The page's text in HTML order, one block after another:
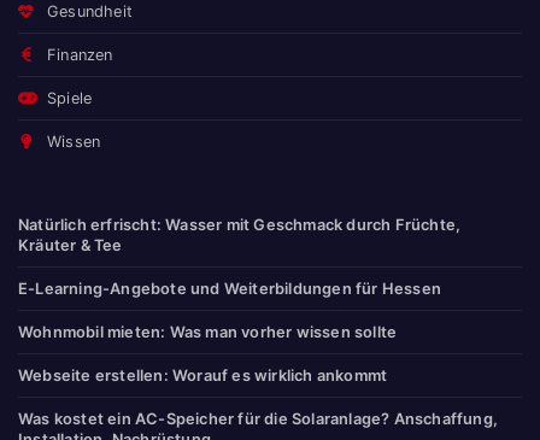
Gesundheit
Finanzen
Spiele
Wissen
Natürlich erfrischt: Wasser mit Geschmack durch Früchte,
Kräuter & Tee
E-Learning-Angebote und Weiterbildungen für Hessen
Wohnmobil mieten: Was man vorher wissen sollte
Webseite erstellen: Worauf es wirklich ankommt
Was kostet ein AC-Speicher für die Solaranlage? Anschaffung,